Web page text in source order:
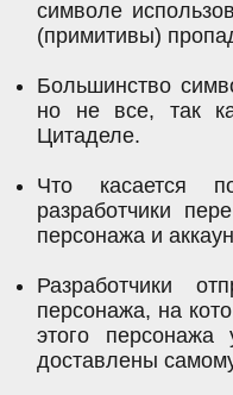
символе
(примитивы)
Большинство
но не все, так
Цитаделе.
Что касается
разработчики
персонажа и
Разработчики
персонажа, на
этого
доставлены